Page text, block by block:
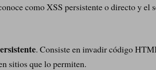
como XSS persistente o directo y el
. Consiste en invadir código
sitios que lo permiten.